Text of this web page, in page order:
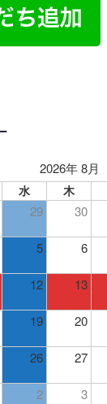
2026年 8月
水 木
29 30
5 6
12 13
19 20
26 27
2 3